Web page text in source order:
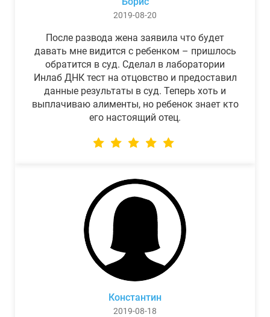
2019-08-20
После развода жена заявила что будет
давать мне видится с ребенком – пришлось
обратится в суд. Сделал в лаборатории
Инлаб ДНК тест на отцовство и предоставил
данные результаты в суд. Теперь хоть и
выплачиваю алименты, но ребенок знает кто
его настоящий отец.
Константин
2019-08-18